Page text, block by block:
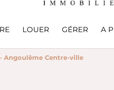
LOUER GÉRER A
Angoulême Centre-ville